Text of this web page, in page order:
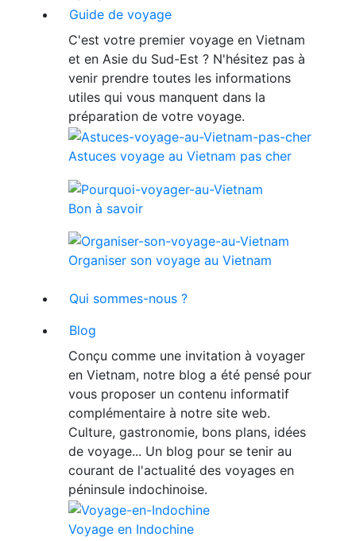
Guide de voyage
C'est votre premier voyage en Vietnam
et en Asie du Sud-Est ? N'hésitez pas à
venir prendre toutes les informations
utiles qui vous manquent dans la
préparation de votre voyage.
Astuces voyage au Vietnam pas cher
Bon à savoir
Organiser son voyage au Vietnam
Qui sommes-nous ?
Blog
Conçu comme une invitation à voyager
en Vietnam, notre blog a été pensé pour
vous proposer un contenu informatif
complémentaire à notre site web.
Culture, gastronomie, bons plans, idées
de voyage... Un blog pour se tenir au
courant de l'actualité des voyages en
péninsule indochinoise.
Voyage en Indochine